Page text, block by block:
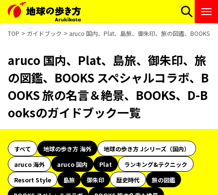
TOP ガイドブック aruco 国内、Plat、島旅、御朱印、旅の図鑑、BOOKS
aruco 国内、Plat、島旅、御朱印、旅
の図鑑、BOOKS スペシャルコラボ、B
OOKS 旅の名言＆絶景、BOOKS、D-B
ooksのガイドブック一覧
すべて 地球の歩き方 海外
地球の歩き方 Jシリーズ（国内）
aruco 海外
aruco 国内 Plat
ランキング&テクニック
Resort Style
島旅 御朱印 歴史時代
旅の図鑑